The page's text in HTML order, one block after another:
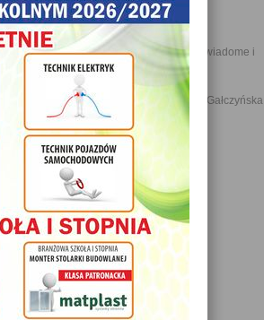
animatorskie, które umożliwiają świadome i
w swoich placówkach.
Oprac. mgr S. Dajczer- Gałczyńska